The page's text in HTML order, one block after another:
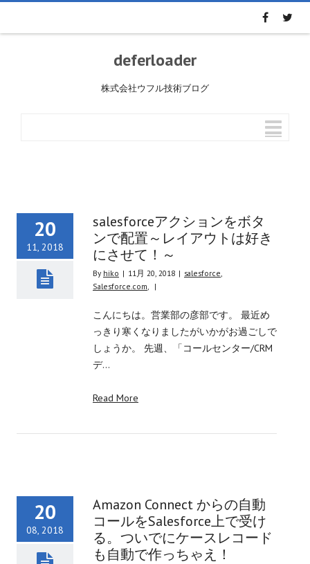
deferloader
株式会社ウフル技術ブログ
20
11, 2018
salesforceアクションをボタ
ンで配置～レイアウトは好き
にさせて！～
By hiko | 11月 20, 2018 | salesforce,
Salesforce.com, |
こんにちは。営業部の彦部です。 最近め
っきり寒くなりましたがいかがお過ごしで
しょうか。 先週、「コールセンター/CRM
デ…
Read More
20
08, 2018
Amazon Connect からの自動
コールをSalesforce上で受け
る。ついでにケースレコード
も自動で作っちゃえ！